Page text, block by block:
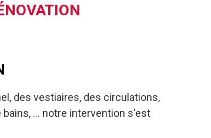
des vestiaires, des circulations,
... notre intervention s'est